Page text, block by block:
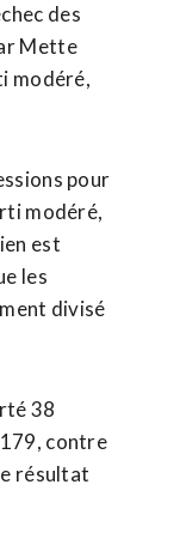
des
Mette
modéré,
pour
modéré,
est
les
divisé
38
contre
résultat